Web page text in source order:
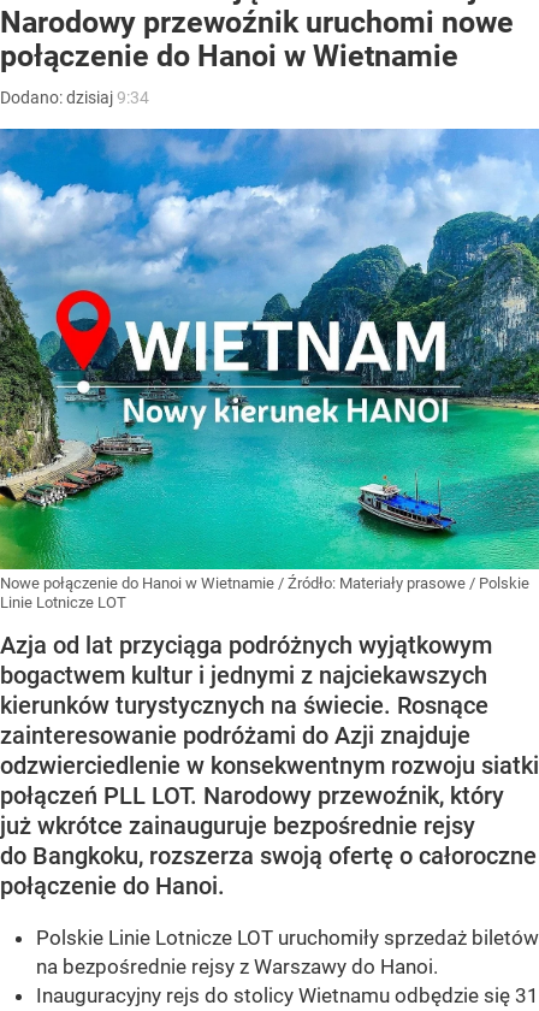
Narodowy przewoźnik uruchomi nowe
połączenie do Hanoi w Wietnamie
Dodano:dzisiaj9:34
Nowe połączenie do Hanoi w Wietnamie / Źródło: Materiały prasowe / Polskie
Linie Lotnicze LOT
Azja od lat przyciąga podróżnych wyjątkowym
bogactwem kultur i jednymi z najciekawszych
kierunków turystycznych na świecie. Rosnące
zainteresowanie podróżami do Azji znajduje
odzwierciedlenie w konsekwentnym rozwoju siatki
połączeń PLL LOT. Narodowy przewoźnik, który
już wkrótce zainauguruje bezpośrednie rejsy
do Bangkoku, rozszerza swoją ofertę o całoroczne
połączenie do Hanoi.
Polskie Linie Lotnicze LOT uruchomiły sprzedaż biletów
na bezpośrednie rejsy z Warszawy do Hanoi.
Inauguracyjny rejs do stolicy Wietnamu odbędzie się 31